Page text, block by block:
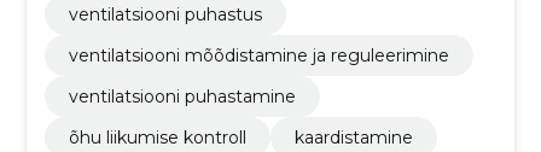
ventilatsiooni puhastus
ventilatsiooni mõõdistamine ja reguleerimine
ventilatsiooni puhastamine
õhu liikumise kontroll
kaardistamine